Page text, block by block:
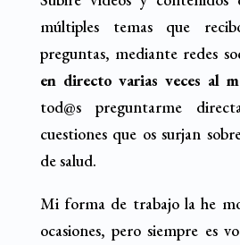
múltiples temas que
preguntas, mediante redes
en directo varias veces al
tod@s preguntarme
cuestiones que os surjan
de salud.
Mi forma de trabajo la he
ocasiones, pero siempre es